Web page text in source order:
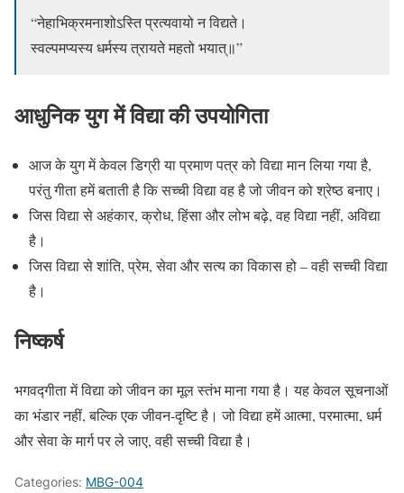
“नेहाभिक्रमनाशोऽस्ति प्रत्यवायो न विद्यते।
स्वल्पमप्यस्य धर्मस्य त्रायते महतो भयात्॥”
आधुनिक युग में विद्या की उपयोगिता
आज के युग में केवल डिग्री या प्रमाण पत्र को विद्या मान लिया गया है,
परंतु गीता हमें बताती है कि सच्ची विद्या वह है जो जीवन को श्रेष्ठ बनाए।
जिस विद्या से अहंकार, क्रोध, हिंसा और लोभ बढ़े, वह विद्या नहीं, अविद्या
है।
जिस विद्या से शांति, प्रेम, सेवा और सत्य का विकास हो – वही सच्ची विद्या
है।
निष्कर्ष
भगवद्गीता में विद्या को जीवन का मूल स्तंभ माना गया है। यह केवल सूचनाओं
का भंडार नहीं, बल्कि एक जीवन-दृष्टि है। जो विद्या हमें आत्मा, परमात्मा, धर्म
और सेवा के मार्ग पर ले जाए, वही सच्ची विद्या है।
Categories: MBG-004